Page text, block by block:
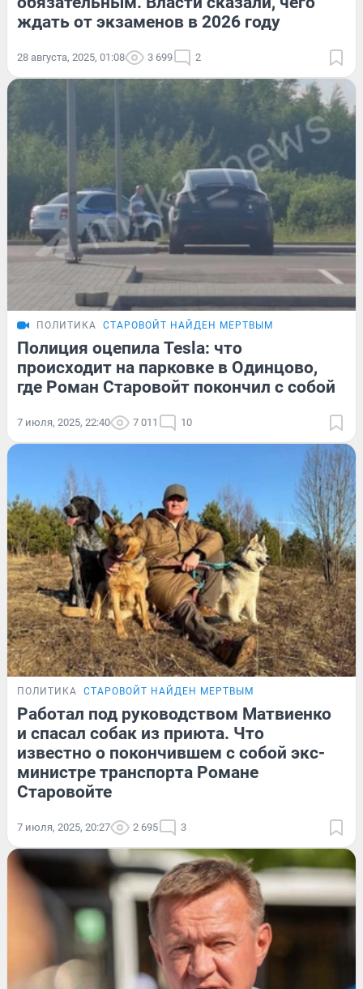
ждать от экзаменов в 2026 году
28 августа, 2025, 01:08 3 699 2
ПОЛИТИКА СТАРОВОЙТ НАЙДЕН МЕРТВЫМ
Полиция оцепила Tesla: что
происходит на парковке в Одинцово,
где Роман Старовойт покончил с собой
7 июля, 2025, 22:40 7 011 10
ПОЛИТИКА СТАРОВОЙТ НАЙДЕН МЕРТВЫМ
Работал под руководством Матвиенко
и спасал собак из приюта. Что
известно о покончившем с собой экс-
министре транспорта Романе
Старовойте
7 июля, 2025, 20:27 2 695 3